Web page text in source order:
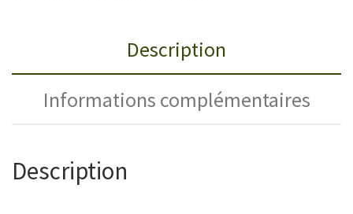
Description
Informations complémentaires
Description